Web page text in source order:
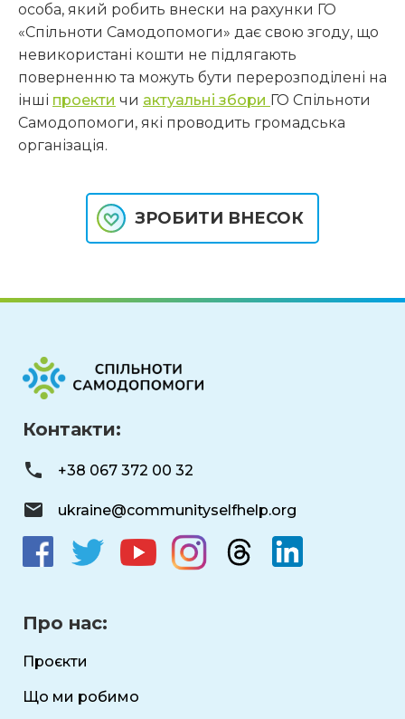
особа, який робить внески на рахунки ГО
«Спільноти Самодопомоги» дає свою згоду, що
невикористані кошти не підлягають
поверненню та можуть бути перерозподілені на
інші проекти чи актуальні збори ГО Спільноти
Самодопомоги, які проводить громадська
організація.
ЗРОБИТИ ВНЕСОК
Контакти:
+38 067 372 00 32
ukraine@communityselfhelp.org
Про нас:
Проєкти
Що ми робимо